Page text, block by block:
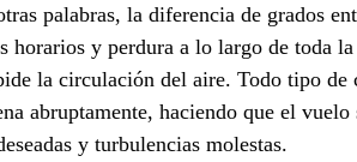
palabras, la diferencia de grados
horarios y perdura a lo largo de toda la
la circulación del aire. Todo tipo de
abruptamente, haciendo que el vuelo
y turbulencias molestas.